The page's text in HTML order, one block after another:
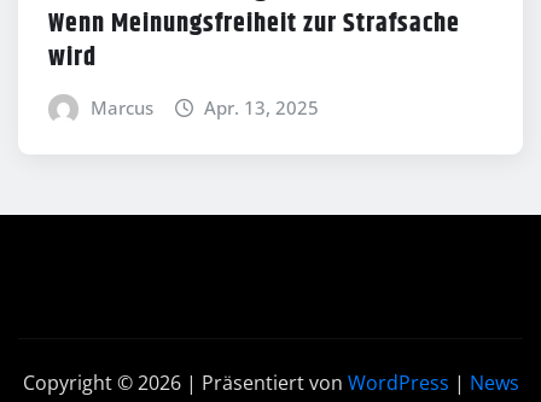
Wenn Meinungsfreiheit zur Strafsache
wird
Marcus Apr. 13, 2025
Copyright © 2026 | Präsentiert von WordPress | News